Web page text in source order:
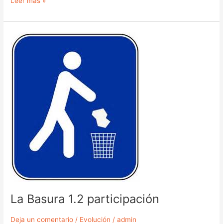
La Basura 1.2 participación
Deja un comentario / Evolución /admin
La
Basura